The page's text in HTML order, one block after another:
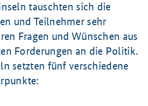
tauschten sich die
und Teilnehmer sehr
Fragen und Wünschen aus
Forderungen an die Politik.
setzten fünf verschiedene